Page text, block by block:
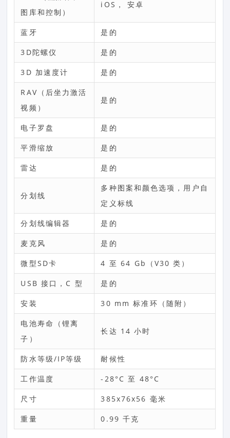
图库和控制）
iOS， 安卓
蓝牙 是的
3D陀螺仪 是的
3D 加速度计 是的
RAV（后坐力激活
视频）
是的
电子罗盘 是的
平滑缩放 是的
雷达 是的
分划线
多种图案和颜色选项，用户自
定义标线
分划线编辑器 是的
麦克风 是的
微型SD卡 4 至 64 Gb（V30 类）
USB 接口，C 型 是的
安装 30 mm 标准环（随附）
电池寿命（锂离
子）
长达 14 小时
防水等级/IP等级 耐候性
工作温度 -28°C 至 48°C
尺寸 385x76x56 毫米
重量 0.99 千克